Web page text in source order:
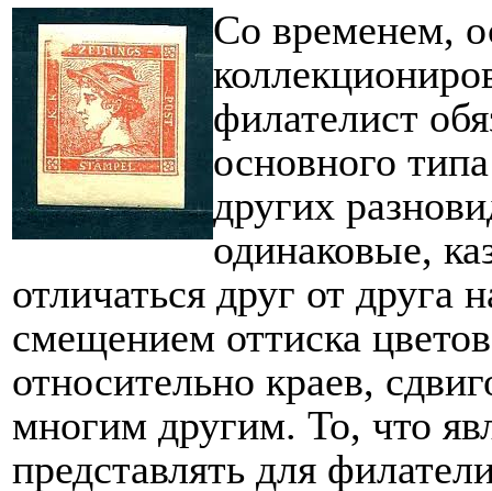
Со временем,
филателист
основного
других
одинаковые,
отличаться друг от
смещением оттиска
относительно краев,
многим другим. То, что
представлять для